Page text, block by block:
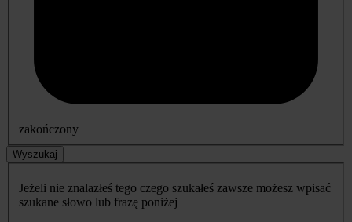
zakończony
Wyszukaj
Jeżeli nie znalazłeś tego czego szukałeś zawsze możesz wpisać
szukane słowo lub frazę poniżej